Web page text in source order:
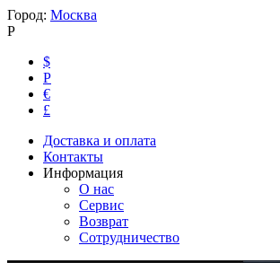
Город: Москва
Р
$
Р
€
£
Доставка и оплата
Контакты
Информация
О нас
Сервис
Возврат
Сотрудничество